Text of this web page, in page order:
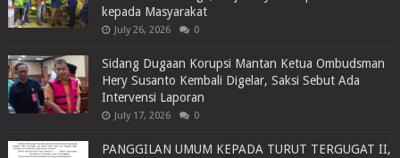
kepada Masyarakat
July 26, 2026 0
Sidang Dugaan Korupsi Mantan Ketua Ombudsman
Hery Susanto Kembali Digelar, Saksi Sebut Ada
Intervensi Laporan
July 17, 2026 0
PANGGILAN UMUM KEPADA TURUT TERGUGAT II,